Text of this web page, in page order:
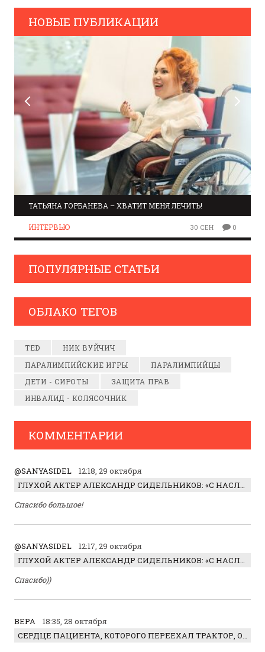
НОВЫЕ ПУБЛИКАЦИИ
ТАТЬЯНА ГОРБАНЕВА – ХВАТИТ МЕНЯ ЛЕЧИТЬ!
ИНТЕРВЬЮ 30 СЕН 0
ПОПУЛЯРНЫЕ СТАТЬИ
ОБЛАКО ТЕГОВ
TED
НИК ВУЙЧИЧ
ПАРАЛИМПИЙСКИЕ ИГРЫ
ПАРАЛИМПИЙЦЫ
ДЕТИ - СИРОТЫ
ЗАЩИТА ПРАВ
ИНВАЛИД - КОЛЯСОЧНИК
КОММЕНТАРИИ
@SANYASIDEL
12:18, 29 октября
ГЛУХОЙ АКТЕР АЛЕКСАНДР СИДЕЛЬНИКОВ: «С НАСЛАЖДЕНИЕМ ИГРАЛ ОТРИЦАТЕЛЬНОГО ГЕРОЯ!»
Спасибо большое!
@SANYASIDEL
12:17, 29 октября
ГЛУХОЙ АКТЕР АЛЕКСАНДР СИДЕЛЬНИКОВ: «С НАСЛАЖДЕНИЕМ ИГРАЛ ОТРИЦАТЕЛЬНОГО ГЕРОЯ!»
Спасибо))
ВЕРА
18:35, 28 октября
СЕРДЦЕ ПАЦИЕНТА, КОТОРОГО ПЕРЕЕХАЛ ТРАКТОР, ОБНАРУЖИЛИ… В ЖИВОТЕ